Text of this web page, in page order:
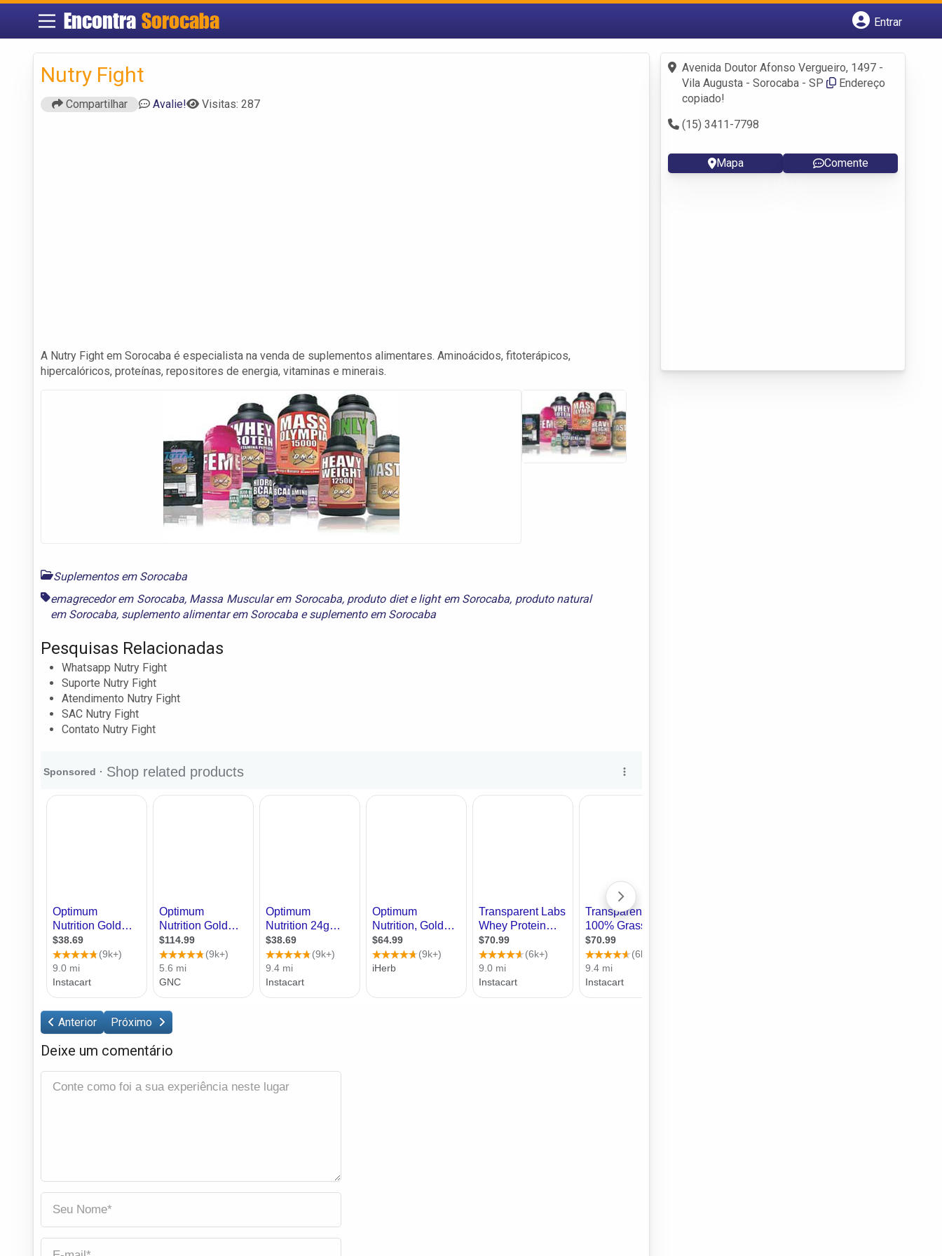
Encontra Sorocaba
Entrar
Fazer login
Criar conta
Nutry Fight
Compartilhar Avalie! Visitas: 287
A Nutry Fight em Sorocaba é especialista na venda de suplementos alimentares. Aminoácidos, fitoterápicos,
hipercalóricos, proteínas, repositores de energia, vitaminas e minerais.
Suplementos em Sorocaba
emagrecedor em Sorocaba, Massa Muscular em Sorocaba, produto diet e light em Sorocaba, produto natural
em Sorocaba, suplemento alimentar em Sorocaba esuplemento em Sorocaba
Pesquisas Relacionadas
Whatsapp Nutry Fight
Suporte Nutry Fight
Atendimento Nutry Fight
SAC Nutry Fight
Contato Nutry Fight
Anterior Próximo
Deixe um comentário
Avenida Doutor Afonso Vergueiro, 1497 -
Vila Augusta - Sorocaba - SP
Endereço
copiado!
(15) 3411-7798
Mapa Comente